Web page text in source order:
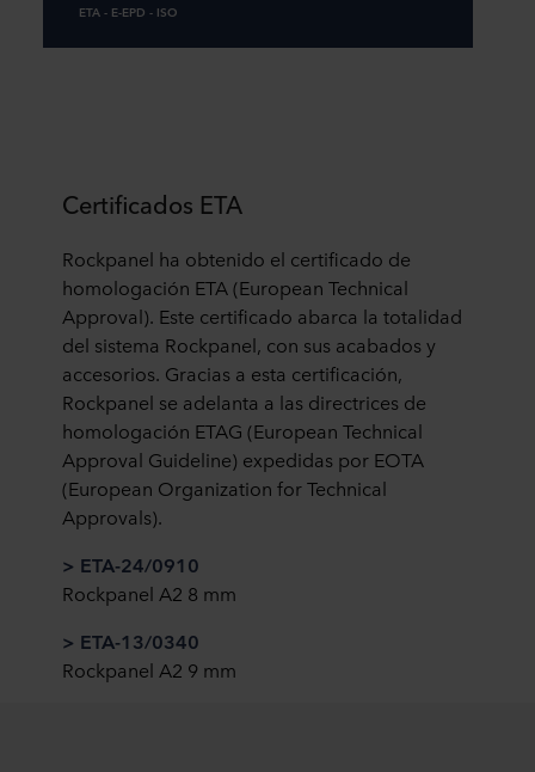
ETA - E-EPD - ISO
Certificados ETA
Rockpanel ha obtenido el certificado de
homologación ETA (European Technical
Approval). Este certificado abarca la totalidad
del sistema Rockpanel, con sus acabados y
accesorios. Gracias a esta certificación,
Rockpanel se adelanta a las directrices de
homologación ETAG (European Technical
Approval Guideline) expedidas por EOTA
(European Organization for Technical
Approvals).
> ETA-24/0910
Rockpanel A2 8 mm
> ETA-13/0340
Rockpanel A2 9 mm